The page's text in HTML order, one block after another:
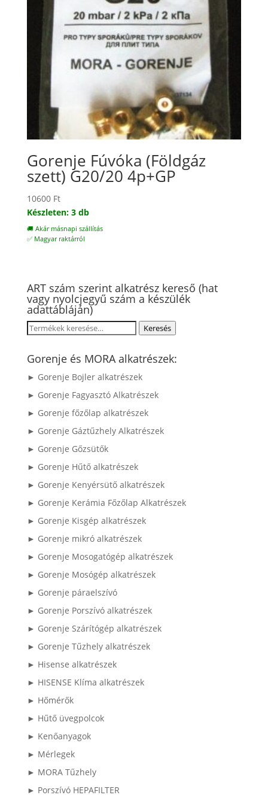
Gorenje Fúvóka (Földgáz
szett) G20/20 4p+GP
10600 Ft
Készleten: 3 db
🚚 Akár másnapi szállítás
✅ Magyar raktárról
ART szám szerint alkatrész kereső (hat
vagy nyolcjegyű szám a készülék
adattábláján)
Keresés
következőre:
Keresés
Gorenje és MORA alkatrészek:
► Gorenje Bojler alkatrészek
► Gorenje Fagyasztó Alkatrészek
► Gorenje főzőlap alkatrészek
► Gorenje Gáztűzhely Alkatrészek
► Gorenje Gőzsütők
► Gorenje Hűtő alkatrészek
► Gorenje Kenyérsütő alkatrészek
► Gorenje Kerámia Főzőlap Alkatrészek
► Gorenje Kisgép alkatrészek
► Gorenje mikró alkatrészek
► Gorenje Mosogatógép alkatrészek
► Gorenje Mosógép alkatrészek
► Gorenje páraelszívó
► Gorenje Porszívó alkatrészek
► Gorenje Szárítógép alkatrészek
► Gorenje Tűzhely alkatrészek
► Hisense alkatrészek
► HISENSE Klíma alkatrészek
► Hőmérők
► Hűtő üvegpolcok
► Kenőanyagok
► Mérlegek
► MORA Tűzhely
► Porszívó HEPAFILTER